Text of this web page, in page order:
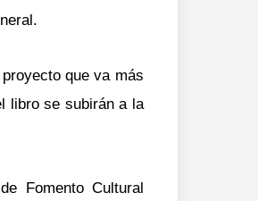
que va más
libro se subirán a la
Fomento Cultural